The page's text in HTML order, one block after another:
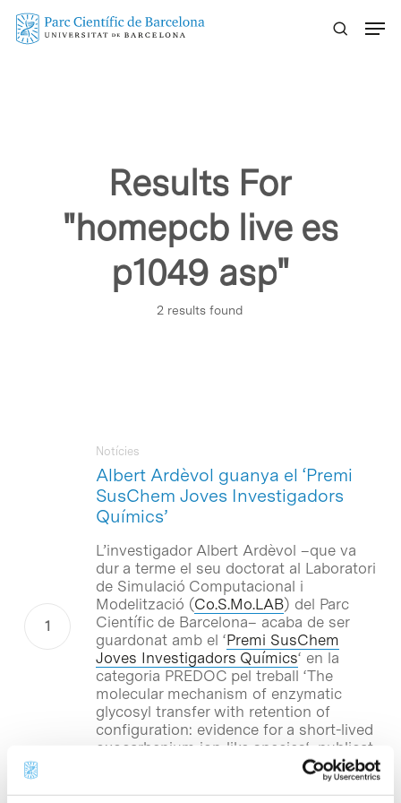
Skip
Results For
"homepcb live es
p1049 asp"
2 results found
Albert Ardèvol guanya el ‘Premi
SusChem Joves Investigadors
Químics’
Notícies
L’investigador Albert Ardèvol –que va
dur a terme el seu doctorat al Laboratori
de Simulació Computacional i
Modelització (Co.S.Mo.LAB) del Parc
Científic de Barcelona– acaba de ser
guardonat amb el ‘Premi SusChem
Joves Investigadors Químics‘ en la
categoria PREDOC pel treball ‘The
molecular mechanism of enzymatic
glycosyl transfer with retention of
configuration: evidence for a short-lived
oxocarbenium ion-like species‘, publicat
en 2011 a Angewandte Chemie (DOI:
), una de les